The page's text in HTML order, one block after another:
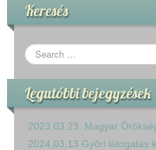
Keresés
Legutóbbi bejegyzések
2023,03,23. Magyar
2024,03,13 Győri látogatás